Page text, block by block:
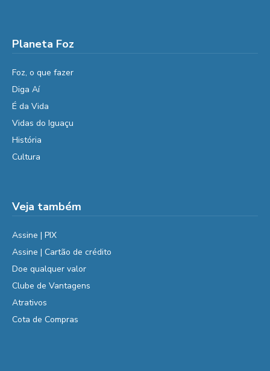
Planeta Foz
Foz, o que fazer
Diga Aí
É da Vida
Vidas do Iguaçu
História
Cultura
Veja também
Assine | PIX
Assine | Cartão de crédito
Doe qualquer valor
Clube de Vantagens
Atrativos
Cota de Compras